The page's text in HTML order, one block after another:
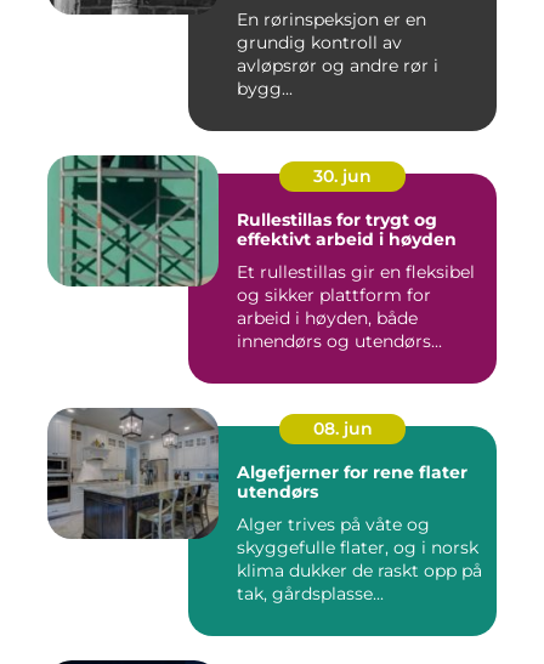
En rørinspeksjon er en
grundig kontroll av
avløpsrør og andre rør i
bygg...
30. jun
Rullestillas for trygt og
effektivt arbeid i høyden
Et rullestillas gir en fleksibel
og sikker plattform for
arbeid i høyden, både
innendørs og utendørs...
08. jun
Algefjerner for rene flater
utendørs
Alger trives på våte og
skyggefulle flater, og i norsk
klima dukker de raskt opp på
tak, gårdsplasse...